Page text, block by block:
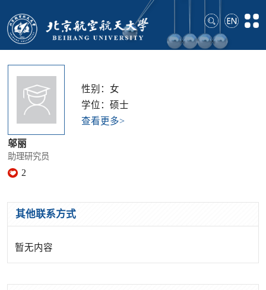
邬丽
助理研究员
2
性别：女
学位：硕士
查看更多>
其他联系方式
暂无内容